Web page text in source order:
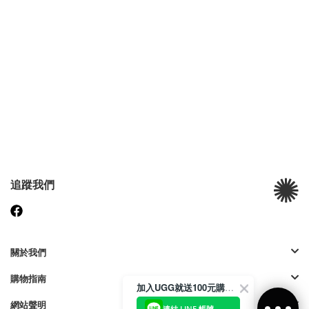
追蹤我們
關於我們
購物指南
網站聲明
加入UGG就送100元購物金